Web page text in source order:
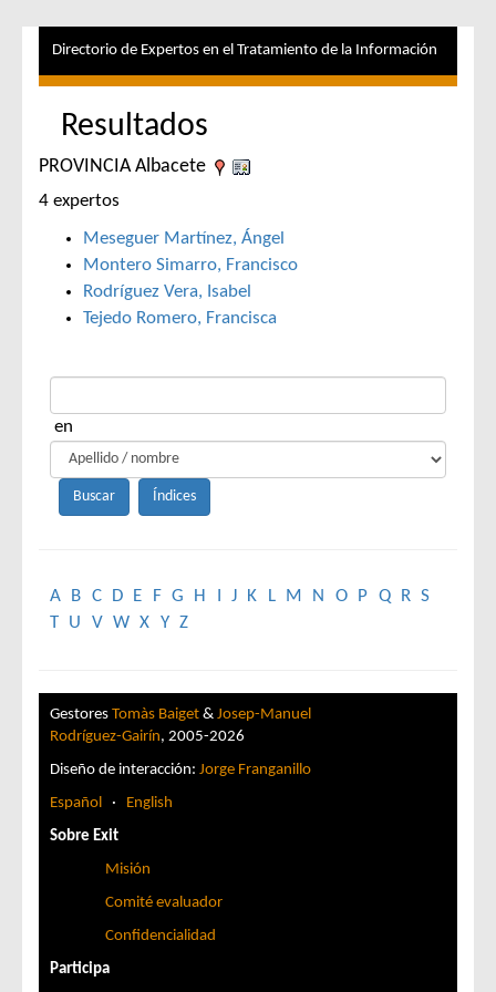
Directorio de Expertos en el Tratamiento de la Información
Resultados
PROVINCIA Albacete
4 expertos
Meseguer Martínez, Ángel
Montero Simarro, Francisco
Rodríguez Vera, Isabel
Tejedo Romero, Francisca
en
A B C D E F G H J K L M N O P Q R S
T U V W X Y Z
Gestores Tomàs Baiget & Josep-Manuel
Rodríguez-Gairín, 2005-2026
Diseño de interacción: Jorge Franganillo
Español · English
Sobre Exit
Misión
Comité evaluador
Confidencialidad
Participa